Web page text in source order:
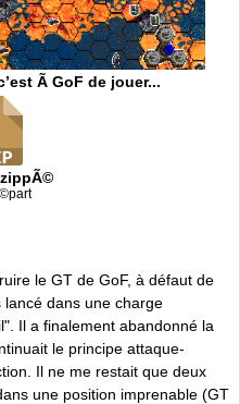
Ã GoF de jouer...
le GT de GoF, à défaut de
lancé dans une charge
Il a finalement abandonné la
le principe attaque-
Il ne me restait que deux
une position imprenable (GT